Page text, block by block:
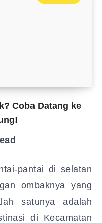
Coba Datang ke
pantai di selatan
ombaknya yang
satunya adalah
di Kecamatan